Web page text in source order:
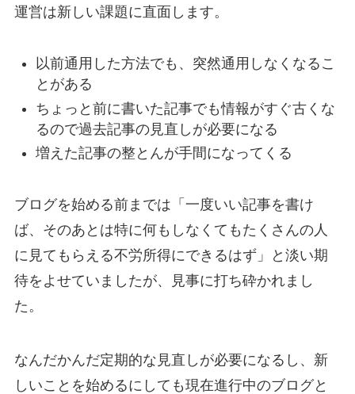
運営は新しい課題に直面します。
以前通用した方法でも、突然通用しなくなるこ
とがある
ちょっと前に書いた記事でも情報がすぐ古くな
るので過去記事の見直しが必要になる
増えた記事の整とんが手間になってくる
ブログを始める前までは「一度いい記事を書け
ば、そのあとは特に何もしなくてもたくさんの人
に見てもらえる不労所得にできるはず」と淡い期
待をよせていましたが、見事に打ち砕かれまし
た。
なんだかんだ定期的な見直しが必要になるし、新
しいことを始めるにしても現在進行中のブログと